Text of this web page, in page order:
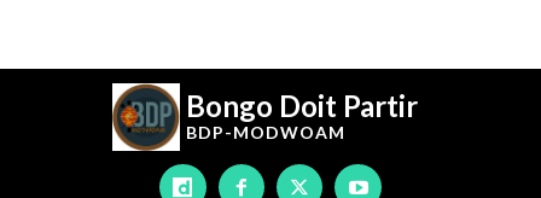
Bongo Doit Partir
BDP-MODWOAM